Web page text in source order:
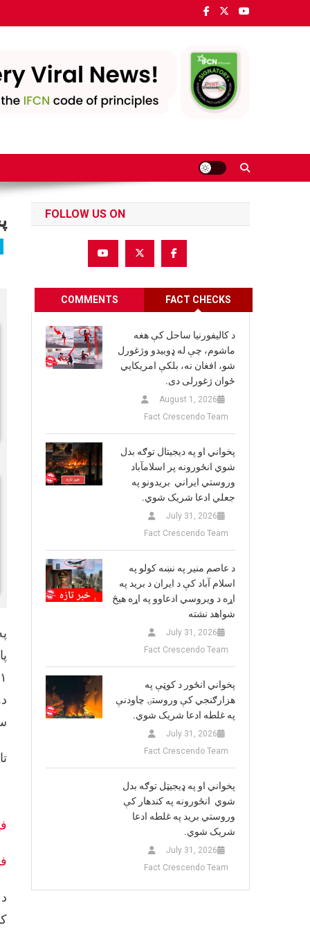
to
FOLLOW US ON
FACT CHECKS
COMMENTS
د کالیفورنیا ساحل کې هغه
ماشوم، چې له ډوبیدو وژغورل
شو، افغان نه، بلکې امریکایي
ځوان ژغورلی دی.
August 1, 2026
Fact Crescendo Team
پخواني او په دیجیتال توګه بدل
شوي انځورونه پر اسلامآباد
وروستي ایراني بريدونو په
جعلي ادعا شریک شوي.
July 31, 2026
Fact Crescendo Team
د عاصم منیر په نښه کولو په
اسلام آباد کې د ایران د برید په
اړه د ویروسي ادعاوو په اړه هیڅ
شواهد نشته
July 31, 2026
Fact Crescendo Team
پخواني انځور د کوټې په
هزارګنجي کې وروستۍ چاودنې
په غلطه ادعا شریک شوي.
July 31, 2026
Fact Crescendo Team
پخواني او په ډيجيټل توګه بدل
شوي انځورونه په کندهار کې
وروستي برید په غلطه ادعا
شریک شوي.
July 31, 2026
Fact Crescendo Team